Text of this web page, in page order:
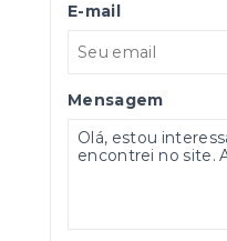
E-mail
Mensagem